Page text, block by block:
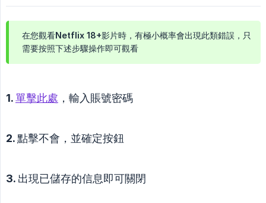
在您觀看Netflix 18+影片時，有極小概率會出現此類錯誤，只
需要按照下述步驟操作即可觀看
1.單擊此處 ，輸入賬號密碼
2. 點擊不會，並確定按鈕
3. 出現已儲存的信息即可關閉